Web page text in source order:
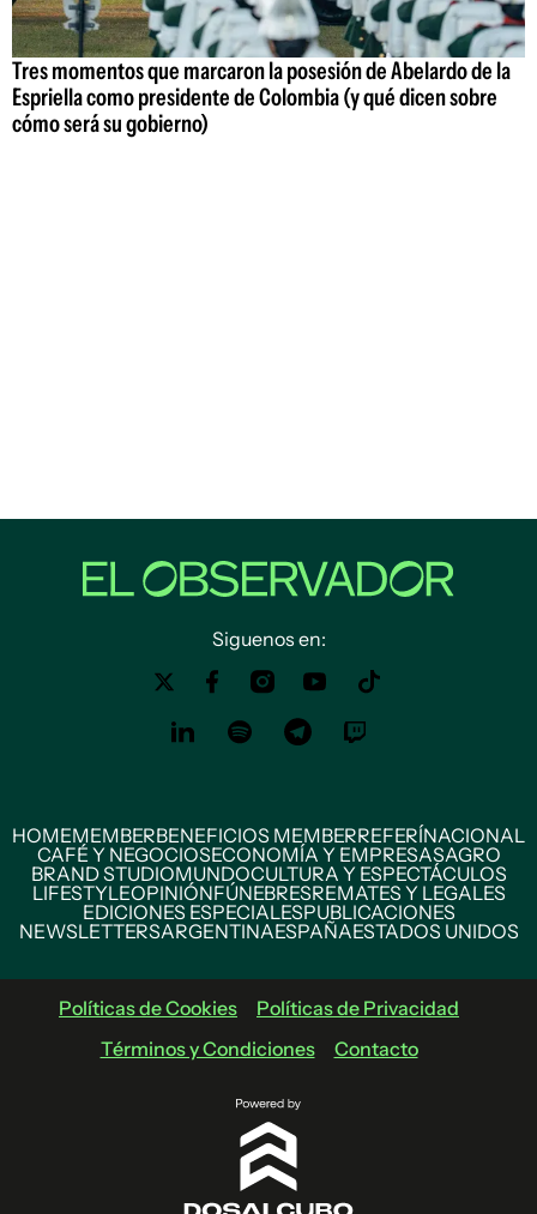
Tres momentos que marcaron la posesión de Abelardo de la
Espriella como presidente de Colombia (y qué dicen sobre
cómo será su gobierno)
Siguenos en:
HOMEMEMBERBENEFICIOS MEMBERREFERÍNACIONAL
CAFÉ Y NEGOCIOSECONOMÍA Y EMPRESASAGRO
BRAND STUDIOMUNDOCULTURA Y ESPECTÁCULOS
LIFESTYLEOPINIÓNFÚNEBRESREMATES Y LEGALES
EDICIONES ESPECIALESPUBLICACIONES
NEWSLETTERSARGENTINAESPAÑAESTADOS UNIDOS
Políticas de Cookies
Políticas de Privacidad
Términos y Condiciones
Contacto